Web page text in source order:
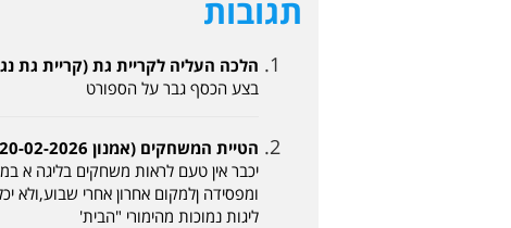
תגובות
הלכה העליה לקריית גת (קריית גת נגד רמת
בצע הכסף גבר על הספורט
הטיית המשחקים (אמנון 20-02-2026, 17:34)
יכבר אין טעם לראות משחקים בליגה א
ומפסידה ןלמקום אחרון אחרי שבוע,ולא
ליגות נמוכות מהימורי "הבית'